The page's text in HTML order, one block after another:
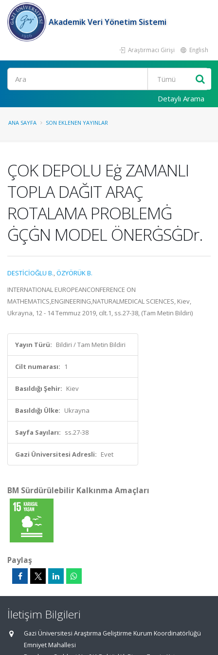
Akademik Veri Yönetim Sistemi
Araştırmacı Girişi English
Ara
Detaylı Arama
ANA SAYFA SON EKLENEN YAYINLAR
ÇOK DEPOLU Eġ ZAMANLI
TOPLA DAĞIT ARAÇ
ROTALAMA PROBLEMĠ
ĠÇĠN MODEL ÖNERĠSĠDr.
DESTİCİOĞLU B.,ÖZYÖRÜK B.
INTERNATIONAL EUROPEANCONFERENCE ON
MATHEMATICS,ENGINEERING,NATURALMEDICAL SCIENCES, Kiev,
Ukrayna, 12 - 14 Temmuz 2019, cilt.1, ss.27-38, (Tam Metin Bildiri)
Yayın Türü: Bildiri / Tam Metin Bildiri
Cilt numarası: 1
Basıldığı Şehir: Kiev
Basıldığı Ülke: Ukrayna
Sayfa Sayıları: ss.27-38
Gazi Üniversitesi Adresli: Evet
BM Sürdürülebilir Kalkınma Amaçları
Paylaş
İletişim Bilgileri
Gazi Üniversitesi Araştırma Geliştirme Kurum Koordinatörlüğü
Emniyet Mahallesi